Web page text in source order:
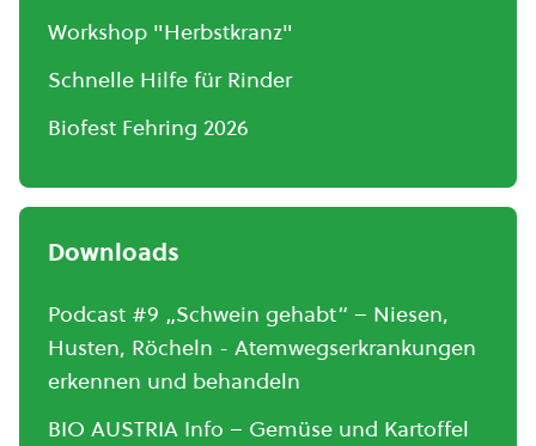
Workshop "Herbstkranz"
Schnelle Hilfe für Rinder
Biofest Fehring 2026
Downloads
Podcast #9 „Schwein gehabt“ – Niesen,
Husten, Röcheln - Atemwegserkrankungen
erkennen und behandeln
BIO AUSTRIA Info – Gemüse und Kartoffel